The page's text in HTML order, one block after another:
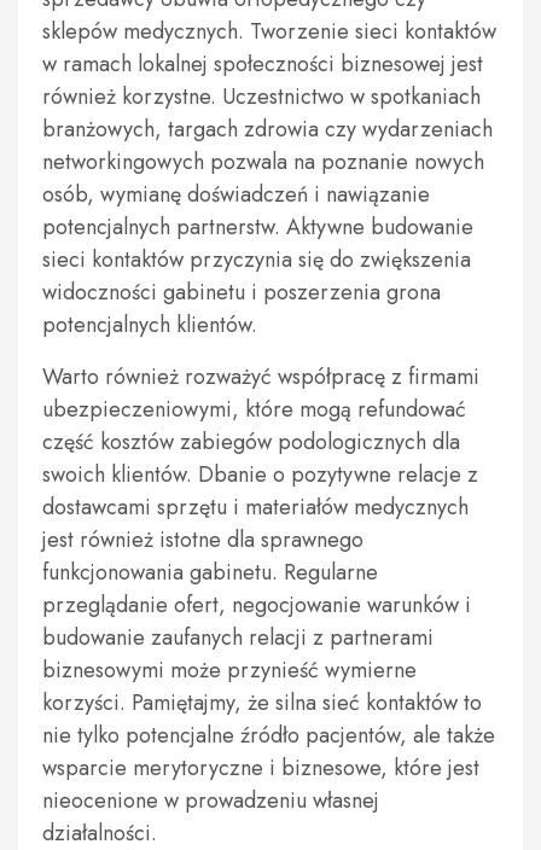
sklepów medycznych. Tworzenie sieci kontaktów
w ramach lokalnej społeczności biznesowej jest
również korzystne. Uczestnictwo w spotkaniach
branżowych, targach zdrowia czy wydarzeniach
networkingowych pozwala na poznanie nowych
osób, wymianę doświadczeń i nawiązanie
potencjalnych partnerstw. Aktywne budowanie
sieci kontaktów przyczynia się do zwiększenia
widoczności gabinetu i poszerzenia grona
potencjalnych klientów.
Warto również rozważyć współpracę z firmami
ubezpieczeniowymi, które mogą refundować
część kosztów zabiegów podologicznych dla
swoich klientów. Dbanie o pozytywne relacje z
dostawcami sprzętu i materiałów medycznych
jest również istotne dla sprawnego
funkcjonowania gabinetu. Regularne
przeglądanie ofert, negocjowanie warunków i
budowanie zaufanych relacji z partnerami
biznesowymi może przynieść wymierne
korzyści. Pamiętajmy, że silna sieć kontaktów to
nie tylko potencjalne źródło pacjentów, ale także
wsparcie merytoryczne i biznesowe, które jest
nieocenione w prowadzeniu własnej
działalności.